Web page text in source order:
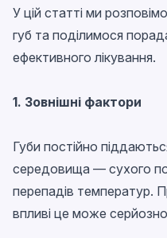
У цій статті ми
губ та поділимося
ефективного лікування.
1. Зовнішні фактори
Губи постійно
середовища — сухого
перепадів температур.
впливі це може серйозно